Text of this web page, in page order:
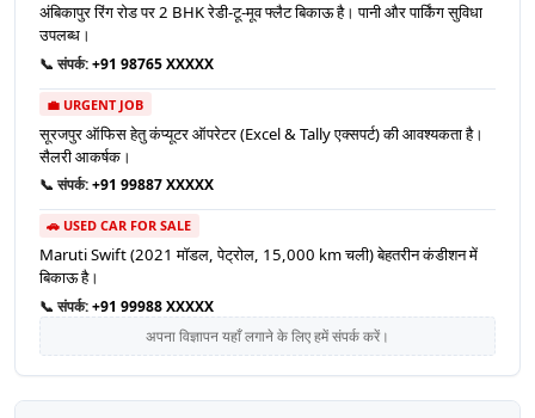
अंबिकापुर रिंग रोड पर 2 BHK रेडी-टू-मूव फ्लैट बिकाऊ है। पानी और पार्किंग सुविधा
उपलब्ध।
📞 संपर्क:+91 98765 XXXXX
💼 URGENT JOB
सूरजपुर ऑफिस हेतु कंप्यूटर ऑपरेटर (Excel & Tally एक्सपर्ट) की आवश्यकता है।
सैलरी आकर्षक।
📞 संपर्क:+91 99887 XXXXX
🚗 USED CAR FOR SALE
Maruti Swift (2021 मॉडल, पेट्रोल, 15,000 km चली) बेहतरीन कंडीशन में
बिकाऊ है।
📞 संपर्क:+91 99988 XXXXX
अपना विज्ञापन यहाँ लगाने के लिए हमें संपर्क करें।